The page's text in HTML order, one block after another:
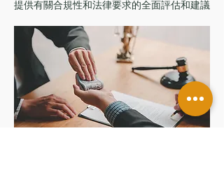
提供有關合規性和法律要求的全面評估和建議​